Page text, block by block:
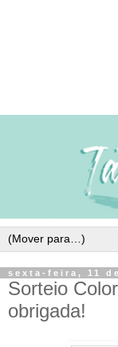
sexta-feira, 11
Sorteio
obrigada!